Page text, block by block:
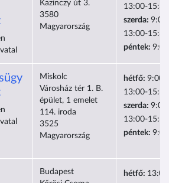
Kazinczy út 3.
3580
Magyarország
13:00-15:30
szerda:
13:00-15:30
péntek:
Miskolc
Városház tér 1. B.
épület, 1 emelet
114. iroda
3525
Magyarország
hétfő: 9:00-
13:00-15:30
szerda:
13:00-15:30
péntek:
Budapest
hétfő: